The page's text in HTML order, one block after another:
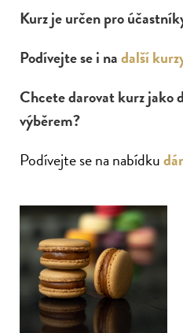
Kurz je určen pro
Podívejte se i nadalší
Chcete darovat kurz jako
výběrem?
Podívejte se na nabídku